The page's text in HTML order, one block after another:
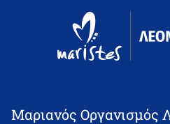
Μαριανός Οργανισμός